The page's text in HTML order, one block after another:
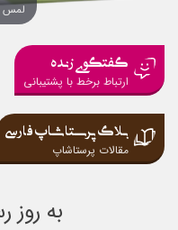
لمس
گفتگوی زنده
ارتباط برخط با پشتیبانی
بلاگ پرستاشاپ فارسی
مقالات پرستاشاپ
به روز